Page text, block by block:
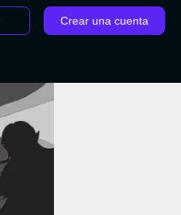
Crear una cuenta